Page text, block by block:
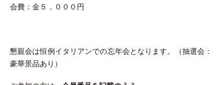
会費：金５，０００円
懇親会は恒例イタリアンでの忘年会となります。（抽選会：
豪華景品あり）